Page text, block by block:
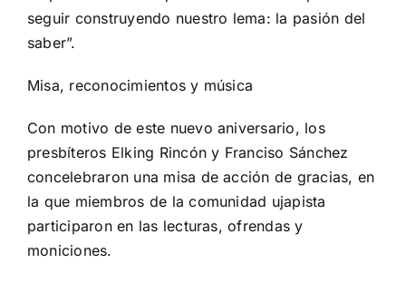
seguir construyendo nuestro lema: la pasión del
saber”.
Misa, reconocimientos y música
Con motivo de este nuevo aniversario, los
presbíteros Elking Rincón y Franciso Sánchez
concelebraron una misa de acción de gracias, en
la que miembros de la comunidad ujapista
participaron en las lecturas, ofrendas y
moniciones.